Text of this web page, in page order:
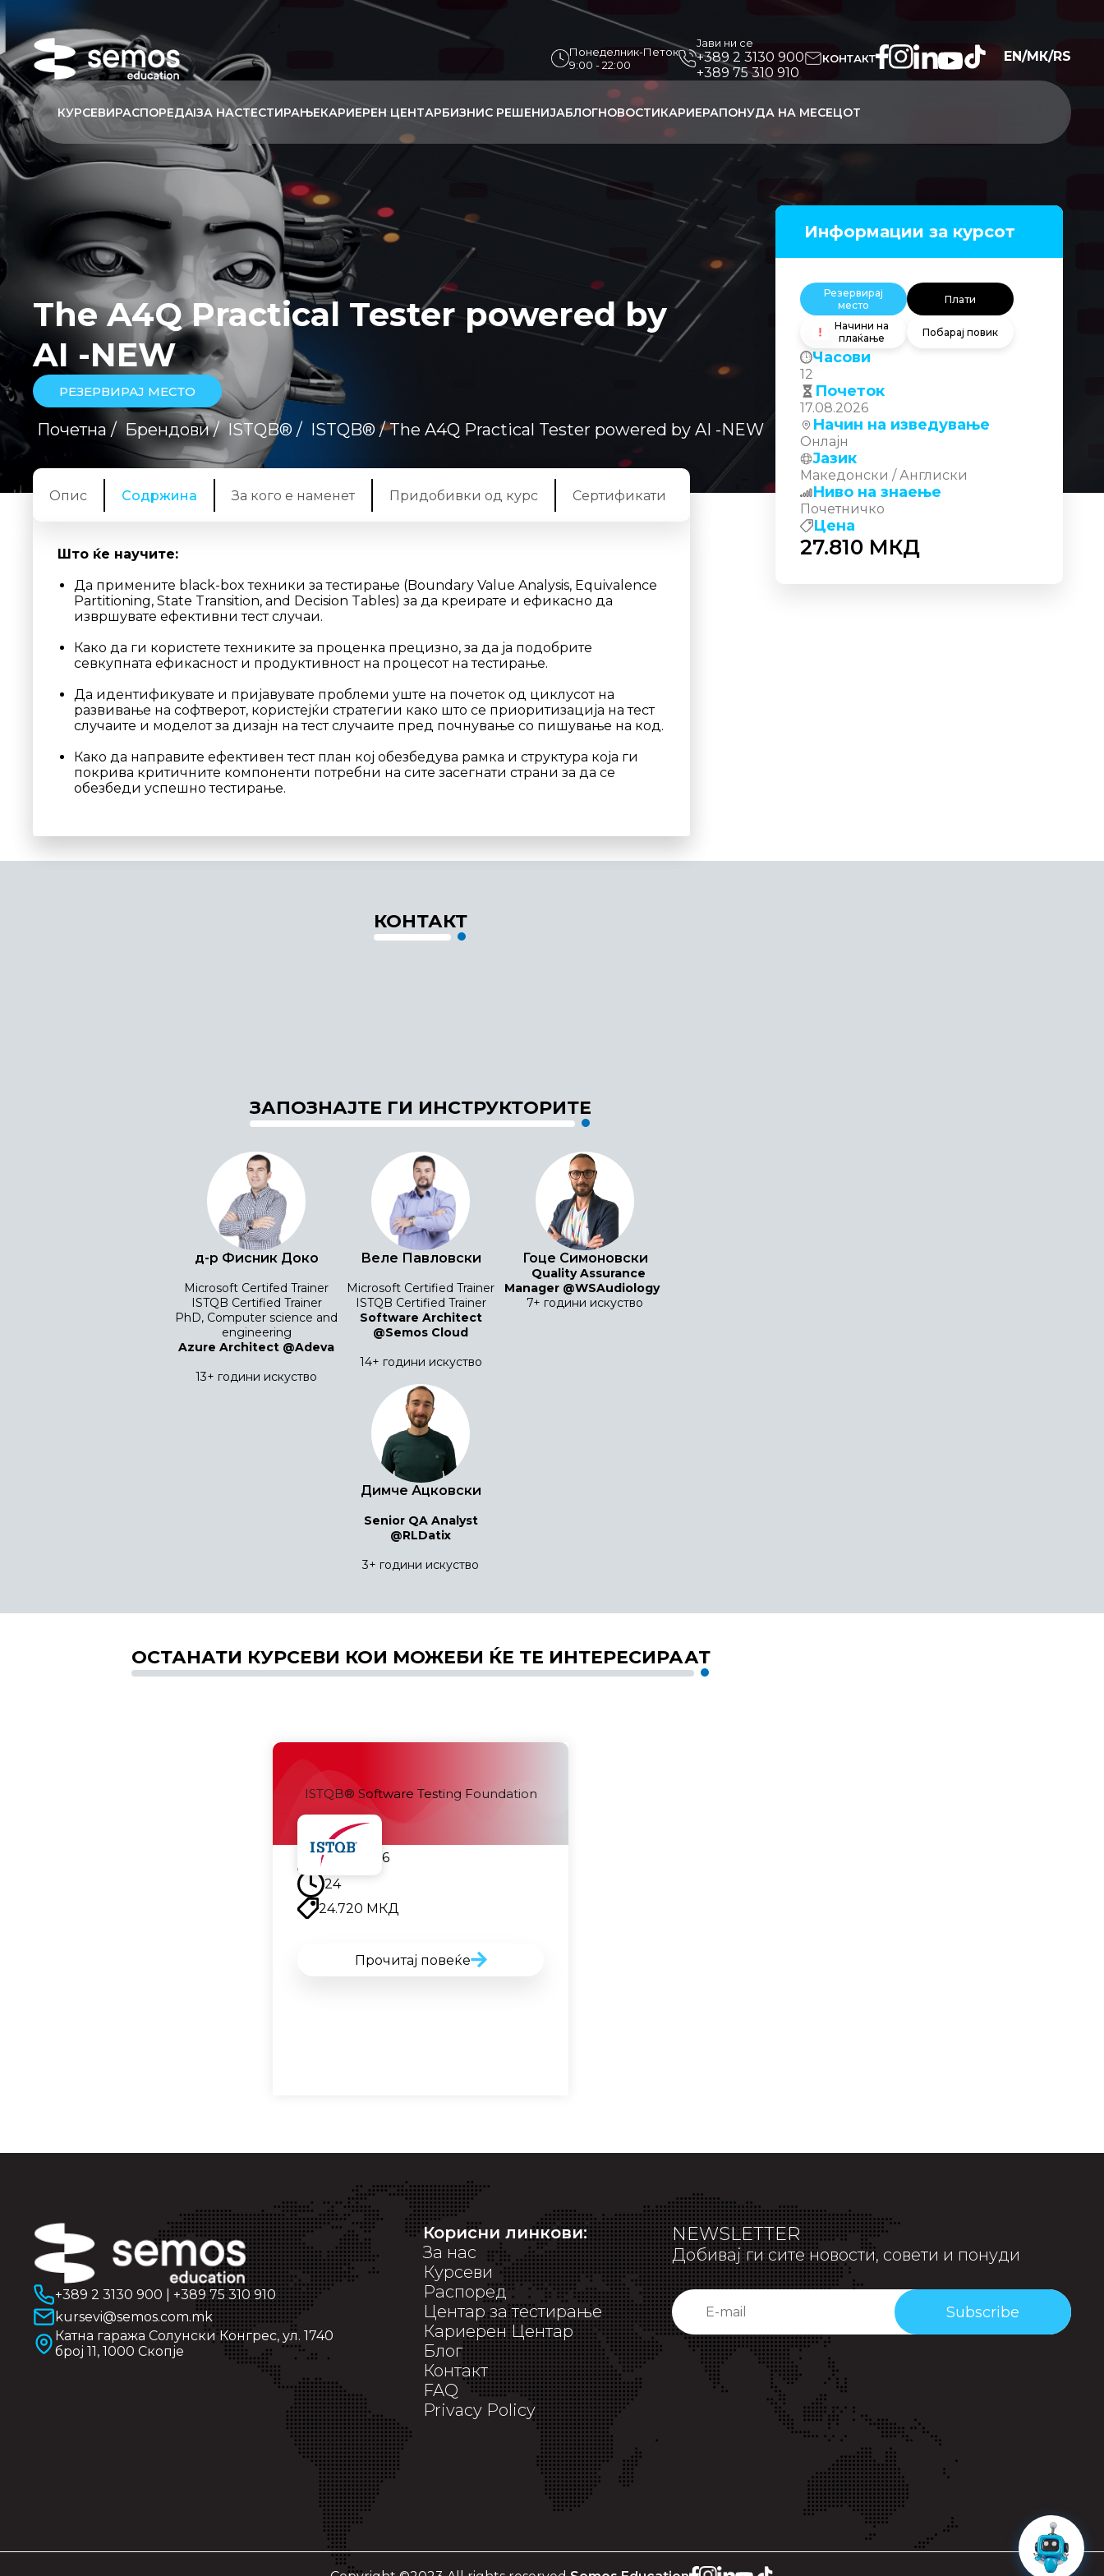
Понеделник-Петок
9:00 - 22:00
Јави ни се
+389 2 3130 900
+389 75 310 910
КОНТАКТ EN/МК/RS
КУРСЕВИРАСПОРЕДAIЗА НАСТЕСТИРАЊЕКАРИЕРЕН ЦЕНТАРБИЗНИС РЕШЕНИЈАБЛОГНОВОСТИКАРИЕРАПОНУДА НА МЕСЕЦОТ
The A4Q Practical Tester powered by
AI -NEW
РЕЗЕРВИРАЈ МЕСТО
Почетна / Брендови / ISTQB® / ISTQB® / The A4Q Practical Tester powered by AI -NEW
Опис Содржина За кого е наменет Придобивки од курс Сертификати
Што ќе научите:
Да примените black-box техники за тестирање (Boundary Value Analysis, Equivalence
Partitioning, State Transition, and Decision Tables) за да креирате и ефикасно да
извршувате ефективни тест случаи.
Како да ги користете техниките за проценка прецизно, за да ја подобрите
севкупната ефикасност и продуктивност на процесот на тестирање.
Да идентификувате и пријавувате проблеми уште на почеток од циклусот на
развивање на софтверот, користејќи стратегии како што се приоритизација на тест
случаите и моделот за дизајн на тест случаите пред почнување со пишување на код.
Како да направите ефективен тест план кој обезбедува рамка и структура која ги
покрива критичните компоненти потребни на сите засегнати страни за да се
обезбеди успешно тестирање.
КОНТАКТ
ЗАПОЗНАЈТЕ ГИ ИНСТРУКТОРИТЕ
д-р Фисник Доко
Microsoft Certifed Trainer
ISTQB Certified Trainer
PhD, Computer science and
engineering
Azure Architect @Adeva
13+ години искуство
Веле Павловски
Microsoft Certified Trainer
ISTQB Certified Trainer
Software Architect
@Semos Cloud
14+ години искуство
Гоце Симоновски
Quality Assurance
Manager @WSAudiology
7+ години искуство
Димче Ацковски
Senior QA Analyst
@RLDatix
3+ години искуство
ОСТАНАТИ КУРСЕВИ КОИ МОЖЕБИ ЌЕ ТЕ ИНТЕРЕСИРААТ
ISTQB® Software Testing Foundation
14.09.2026
24
24.720 МКД
Прочитај повеќе
Информации за курсот
Резервирај
место
Плати
Начини на
плаќање
Побарај повик
Часови
12
Почеток
17.08.2026
Начин на изведување
Онлајн
Јазик
Македонски / Англиски
Ниво на знаење
Почетничко
Цена
27.810 МКД
+389 2 3130 900
+389 75 310 910
kursevi@semos.com.mk
Катна гаража Солунски Конгрес, ул. 1740
број 11, 1000 Скопје
Корисни линкови:
За нас
Курсеви
Распоред
Центар за тестирање
Кариерен Центар
Блог
Контакт
FAQ
Privacy Policy
NEWSLETTER
Добивај ги сите новости, совети и понуди
Subscribe